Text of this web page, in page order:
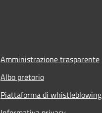
Amministrazione trasparente
Albo pretorio
Piattaforma di whistleblowing